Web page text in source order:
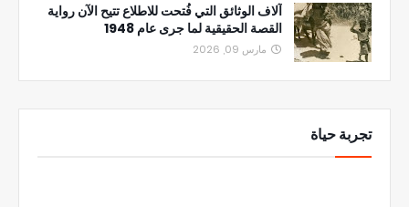
آلاف الوثائق التي فُتحت للاطلاع تتيح الآن رواية
القصة الحقيقية لما جرى عام 1948
مارس 09, 2026
تجربة حياة